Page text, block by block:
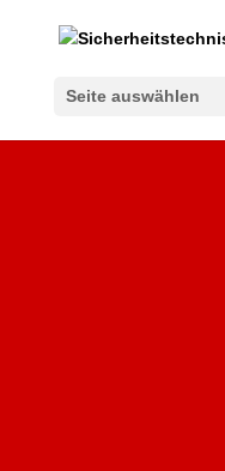
Seite auswählen